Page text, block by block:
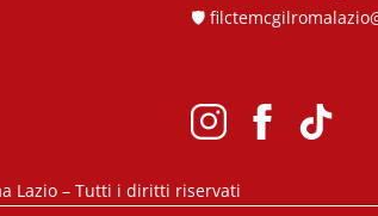
🛡️
Lazio – Tutti i diritti riservati